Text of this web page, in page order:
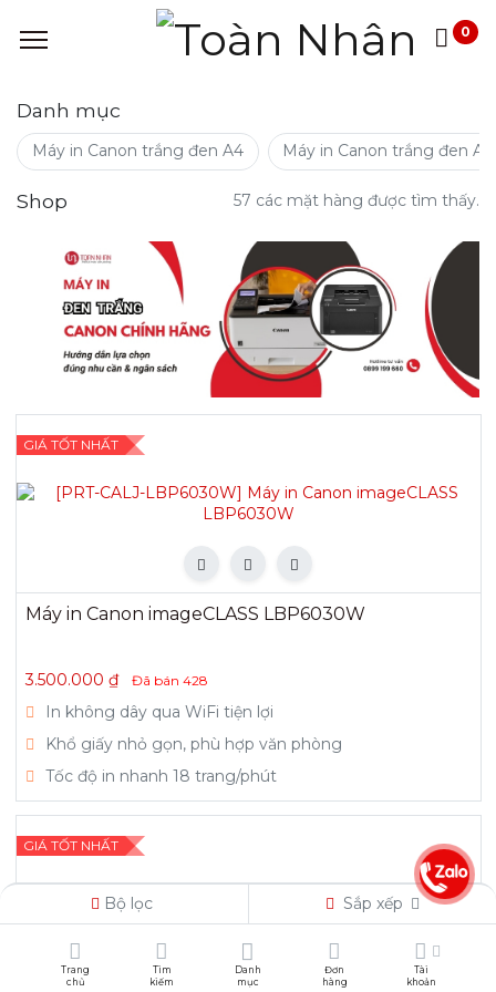
Bộ lọc Sắp xếp
Trang
chủ
Tìm
kiếm
Danh
mục
Đơn
hàng
Tài
khoản
0
Danh mục
Máy in Canon trắng đen A4 Máy in Canon trắng đen A3
Shop 57 các mặt hàng được tìm thấy.
Máy in Canon imageCLASS LBP6030W
3.500.000 ₫ Đã bán 428
In không dây qua WiFi tiện lợi
Khổ giấy nhỏ gọn, phù hợp văn phòng
Tốc độ in nhanh 18 trang/phút
GIÁ TỐT NHẤT
GIÁ TỐT NHẤT